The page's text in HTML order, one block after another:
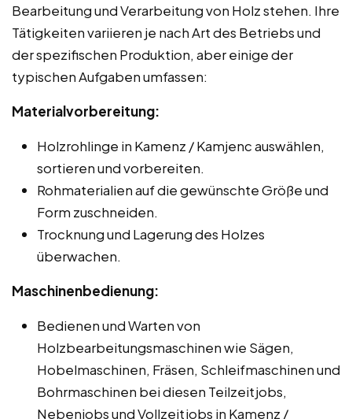
Bearbeitung und Verarbeitung von Holz stehen. Ihre
Tätigkeiten variieren je nach Art des Betriebs und
der spezifischen Produktion, aber einige der
typischen Aufgaben umfassen:
Materialvorbereitung:
Holzrohlinge in Kamenz / Kamjenc auswählen,
sortieren und vorbereiten.
Rohmaterialien auf die gewünschte Größe und
Form zuschneiden.
Trocknung und Lagerung des Holzes
überwachen.
Maschinenbedienung:
Bedienen und Warten von
Holzbearbeitungsmaschinen wie Sägen,
Hobelmaschinen, Fräsen, Schleifmaschinen und
Bohrmaschinen bei diesen Teilzeitjobs,
Nebenjobs und Vollzeitjobs in Kamenz /